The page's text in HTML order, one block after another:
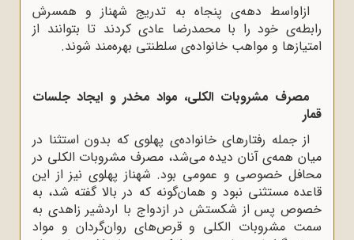
ازاواسط دهه‌ی پنجاه به تدریج شهناز و همسرش
رابطه‌ی خود را با محمدرضا عادی کردند تا بتوانند از
امتیازها و مواهب خانواده‌ی سلطنتی بهره‌مند شوند.
مصرف مشروبات الکلی، مواد مخدر و ایجاد جلسات
قمار
از جمله رفتارهای خانواده‌ی پهلوی که بدون استثنا در
میان همه‌ی آنان دیده می‌شد، مصرف مشروبات الکلی در
محافل خصوصی و عمومی بود. شهناز پهلوی نیز از این
قاعده مستثنی نبود و همان‌گونه که در بالا گفته شد، به
خصوص پس از شکستش در ازدواج با اردشیر زاهدی به
سمت مشروبات الکلی و قرص‌های روان‌گردان و مواد